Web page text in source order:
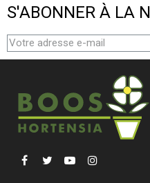
S'ABONNER À LA
Facebook
Twitter YouTube